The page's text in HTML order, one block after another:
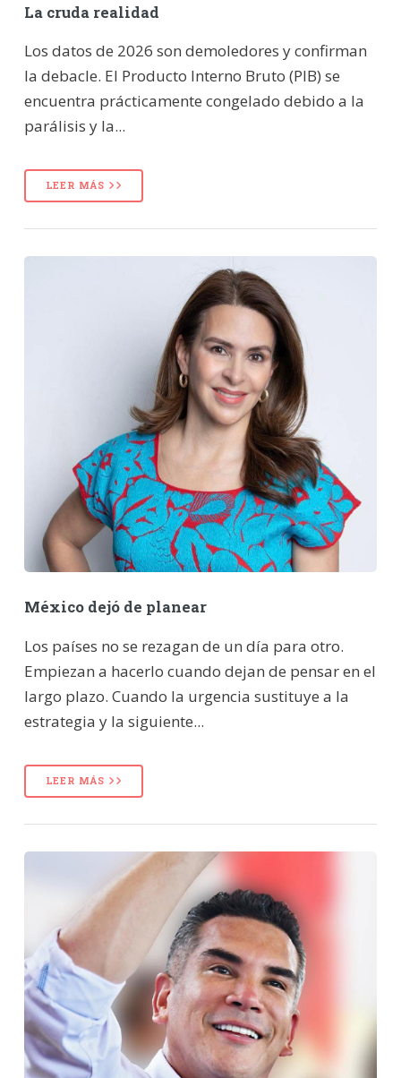
La cruda realidad
Los datos de 2026 son demoledores y confirman
la debacle. El Producto Interno Bruto (PIB) se
encuentra prácticamente congelado debido a la
parálisis y la...
LEER MÁS
México dejó de planear
Los países no se rezagan de un día para otro.
Empiezan a hacerlo cuando dejan de pensar en el
largo plazo. Cuando la urgencia sustituye a la
estrategia y la siguiente...
LEER MÁS